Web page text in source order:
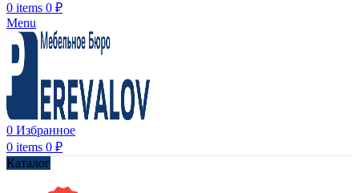
0 items 0 ₽
Menu
0 Избранное
0 items 0 ₽
Каталог